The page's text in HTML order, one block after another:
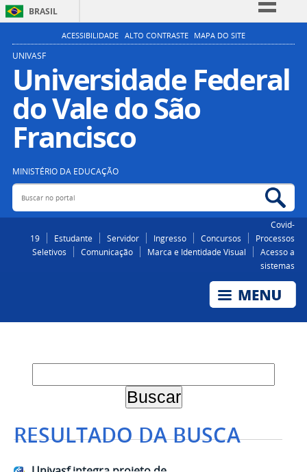
BRASIL
Simplifique!
Participe
Acesso à informação
Legislação
ACESSIBILIDADE ALTO CONTRASTE MAPA DO SITE
UNIVASF
Universidade Federal
do Vale do São
Francisco
MINISTÉRIO DA EDUCAÇÃO
Buscar no portal
Covid-
19
Estudante Servidor Ingresso Concursos
Processos
Seletivos
Comunicação Marca e Identidade Visual
Acesso a
sistemas
RESULTADO DA BUSCA